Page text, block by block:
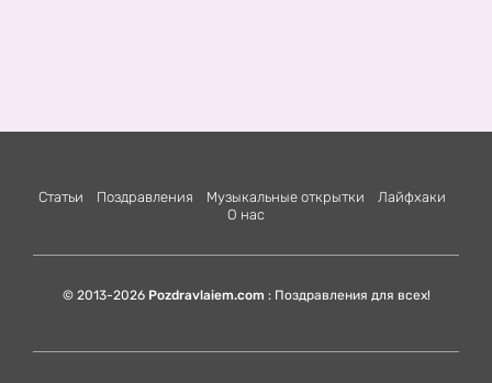
Статьи Поздравления Музыкальные открытки
Лайфхаки
О нас
© 2013-2026 Pozdravlaiem.com : Поздравления для всех!